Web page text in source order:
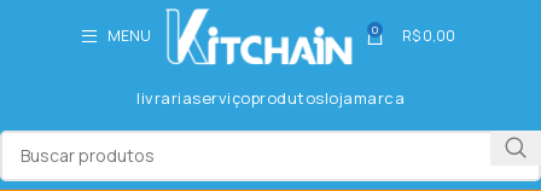
MENU 0 R$0,00
livrariaserviçoprodutoslojamarca